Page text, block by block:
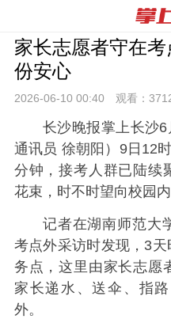
家长志愿者守在
份安心
2026-06-10 00:40 观看：
长沙晚报掌上长沙
通讯员 徐朝阳）9日12
分钟，接考人群已陆续
花束，时不时望向校园内
记者在湖南师范大
考点外采访时发现，3
务点，这里由家长志愿
家长递水、送伞、指
外。